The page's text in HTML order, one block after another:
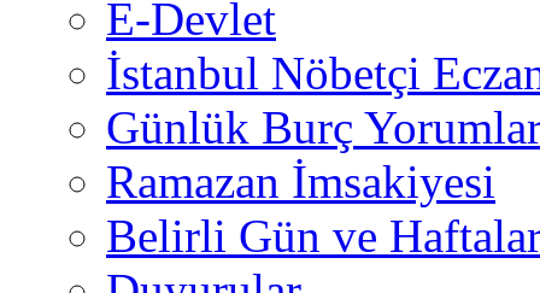
E-Devlet
İstanbul Nöbetçi
Günlük Burç
Ramazan İmsakiyesi
Belirli Gün ve